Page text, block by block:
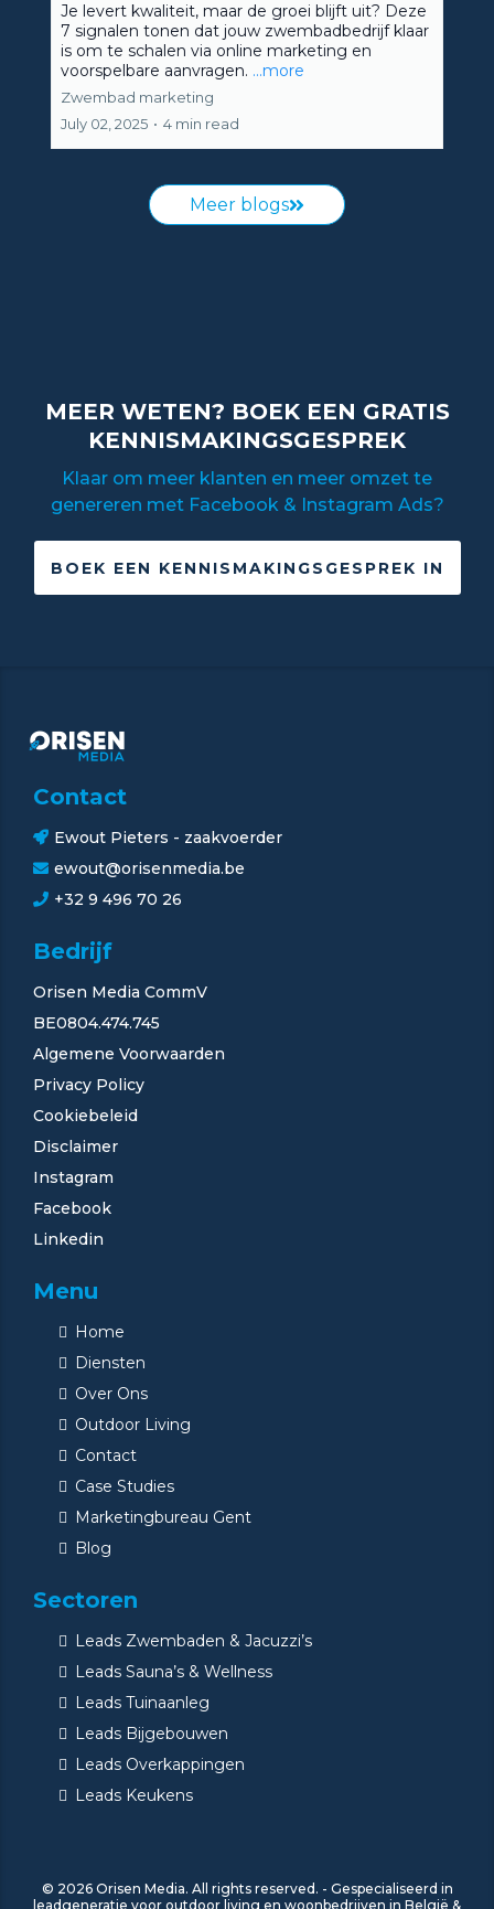
Je levert kwaliteit, maar de groei blijft uit? Deze
7 signalen tonen dat jouw zwembadbedrijf klaar
is om te schalen via online marketing en
voorspelbare aanvragen. ...more
Zwembad marketing
July 02, 2025 • 4 min read
Meer blogs
MEER WETEN? BOEK EEN GRATIS
KENNISMAKINGSGESPREK
Klaar om meer klanten en meer omzet te
genereren met Facebook & Instagram Ads?
BOEK EEN KENNISMAKINGSGESPREK IN
Contact
Ewout Pieters - zaakvoerder
ewout@orisenmedia.be
+32 9 496 70 26
Bedrijf
Orisen Media CommV
BE0804.474.745
Algemene Voorwaarden
Privacy Policy
Cookiebeleid
Disclaimer
Instagram
Facebook
Linkedin
Menu
Home
Diensten
Over Ons
Outdoor Living
Contact
Case Studies
Marketingbureau Gent
Blog
Sectoren
Leads Zwembaden & Jacuzzi’s
Leads Sauna’s & Wellness
Leads Tuinaanleg
Leads Bijgebouwen
Leads Overkappingen
Leads Keukens
© 2026 Orisen Media. All rights reserved. - Gespecialiseerd in
leadgeneratie voor outdoor living en woonbedrijven in België &